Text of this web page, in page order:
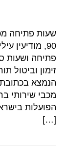
שעות פתיחה
90, מודיעין
פתיחה ושעות
זימון וביטול
[…]